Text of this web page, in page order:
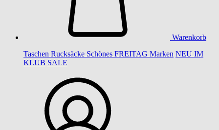
Warenkorb
Taschen Rucksäcke Schönes FREITAG Marken NEU IM
KLUB SALE